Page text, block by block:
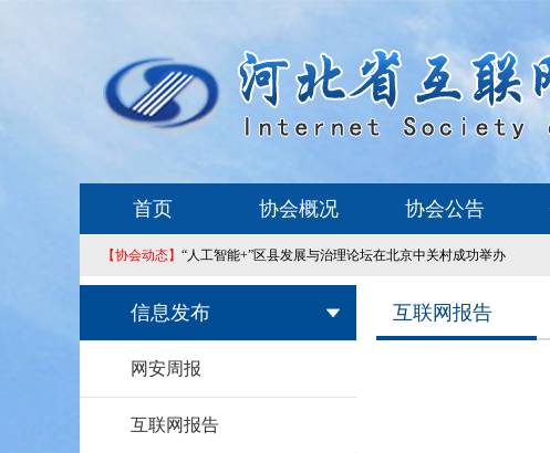
首页 协会概况 协会公告
【协会动态】 “人工智能+”区县发展与治理论坛在北京中关村成功举办
信息发布
网安周报
互联网报告
互联网报告